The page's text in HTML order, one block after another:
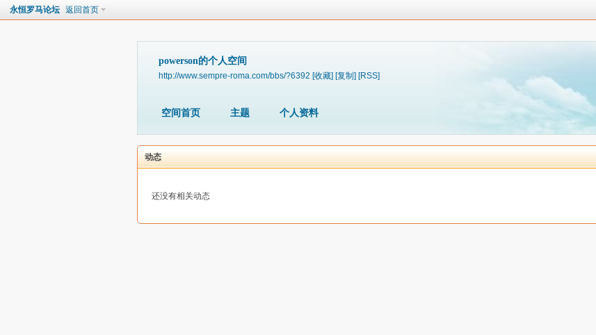
永恒罗马论坛 返回首页
powerson的个人空间
http://www.sempre-roma.com/bbs/?6392 [收藏] [复制] [RSS]
空间首页 主题 个人资料
动态
还没有相关动态